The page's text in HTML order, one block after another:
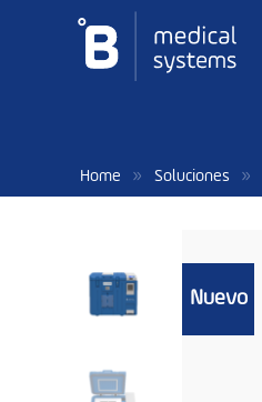
Home » Soluciones »
Nuevo